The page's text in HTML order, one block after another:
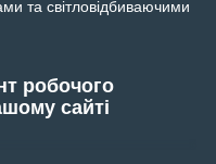
та світловідбиваючими
робочого
сайті